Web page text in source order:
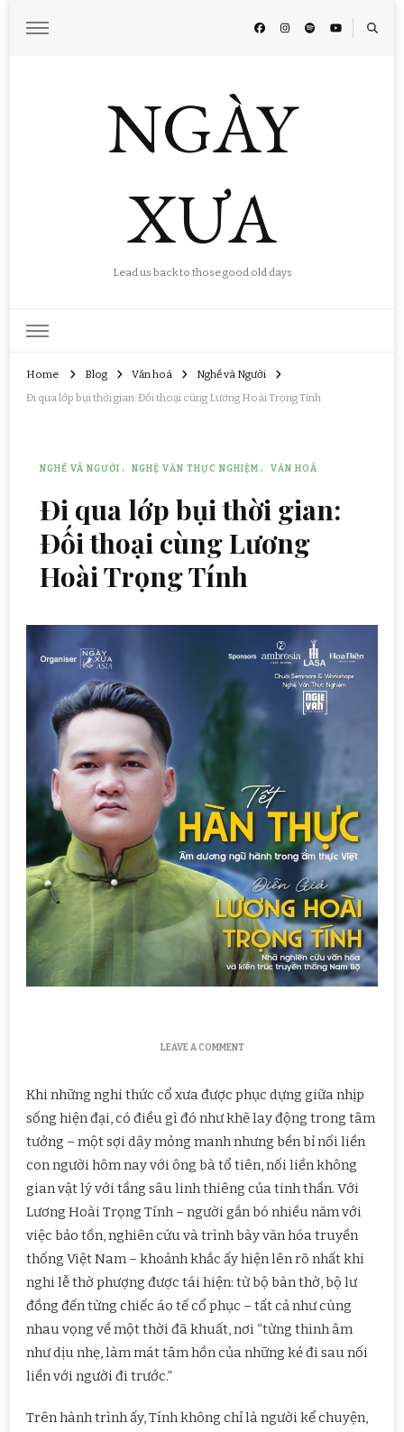
NGÀY
XƯA
Lead us back to those good old days
Home Blog Văn hoá
Nghề và Người
Đi qua lớp bụi thời gian: Đối thoại cùng Lương Hoài Trọng Tính
NGHỀ VÀ NGƯỜI NGHỆ VĂN THỰC NGHIỆM VĂN HOÁ
Đi qua lớp bụi thời gian:
Đối thoại cùng Lương
Hoài Trọng Tính
LEAVE A COMMENTON
LỚP
THỜI
GIAN:
THOẠI
CÙNG
HOÀI
TRỌNG
Khi những nghi thức cổ xưa được phục dựng giữa nhịp
sống hiện đại, có điều gì đó như khẽ lay động trong tâm
tưởng – một sợi dây mỏng manh nhưng bền bỉ nối liền
con người hôm nay với ông bà tổ tiên, nối liền không
gian vật lý với tầng sâu linh thiêng của tinh thần. Với
Lương Hoài Trọng Tính – người gắn bó nhiều năm với
việc bảo tồn, nghiên cứu và trình bày văn hóa truyền
thống Việt Nam – khoảnh khắc ấy hiện lên rõ nhất khi
nghi lễ thờ phượng được tái hiện: từ bộ bàn thờ, bộ lư
đồng đến từng chiếc áo tế cổ phục – tất cả như cùng
nhau vọng về một thời đã khuất, nơi “từng thinh âm
như dịu nhẹ, làm mát tâm hồn của những kẻ đi sau nối
liền với người đi trước.”
Trên hành trình ấy, Tính không chỉ là người kể chuyện,